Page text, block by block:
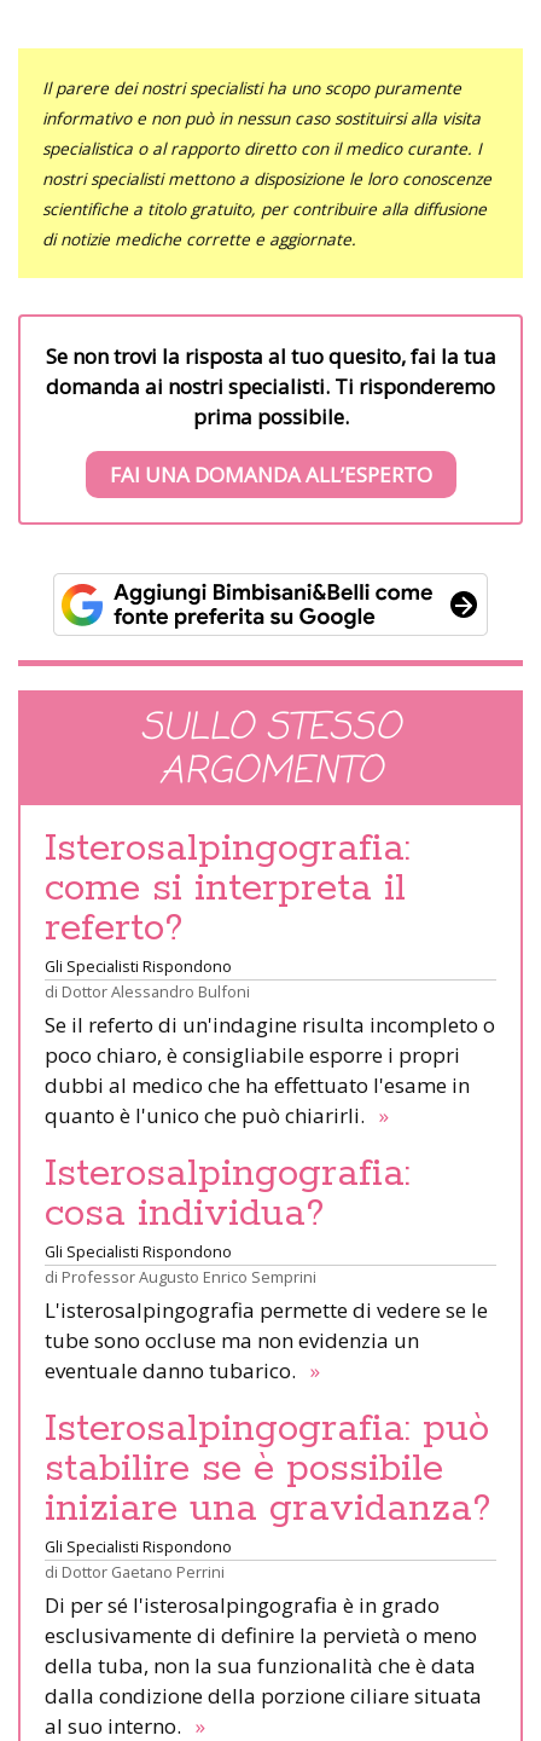
Il parere dei nostri specialisti ha uno scopo puramente
informativo e non può in nessun caso sostituirsi alla visita
specialistica o al rapporto diretto con il medico curante. I
nostri specialisti mettono a disposizione le loro conoscenze
scientifiche a titolo gratuito, per contribuire alla diffusione
di notizie mediche corrette e aggiornate.
Se non trovi la risposta al tuo quesito, fai la tua
domanda ai nostri specialisti. Ti risponderemo
prima possibile.
FAI UNA DOMANDA ALL’ESPERTO
SULLO STESSO
ARGOMENTO
Isterosalpingografia:
come si interpreta il
referto?
Gli Specialisti Rispondono
di Dottor Alessandro Bulfoni
Se il referto di un'indagine risulta incompleto o
poco chiaro, è consigliabile esporre i propri
dubbi al medico che ha effettuato l'esame in
quanto è l'unico che può chiarirli. »
Isterosalpingografia:
cosa individua?
Gli Specialisti Rispondono
di Professor Augusto Enrico Semprini
L'isterosalpingografia permette di vedere se le
tube sono occluse ma non evidenzia un
eventuale danno tubarico. »
Isterosalpingografia: può
stabilire se è possibile
iniziare una gravidanza?
Gli Specialisti Rispondono
di Dottor Gaetano Perrini
Di per sé l'isterosalpingografia è in grado
esclusivamente di definire la pervietà o meno
della tuba, non la sua funzionalità che è data
dalla condizione della porzione ciliare situata
al suo interno. »